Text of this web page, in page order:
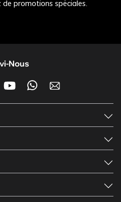
promotions spéciales.
Nous